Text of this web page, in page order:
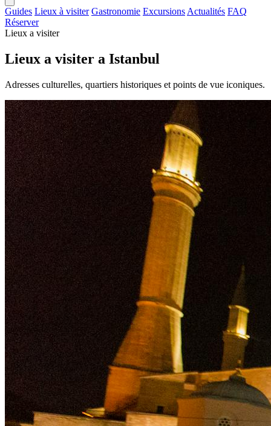
Guides Lieux à visiter Gastronomie Excursions Actualités FAQ
Réserver
Lieux a visiter
Lieux a visiter a Istanbul
Adresses culturelles, quartiers historiques et points de vue iconiques.